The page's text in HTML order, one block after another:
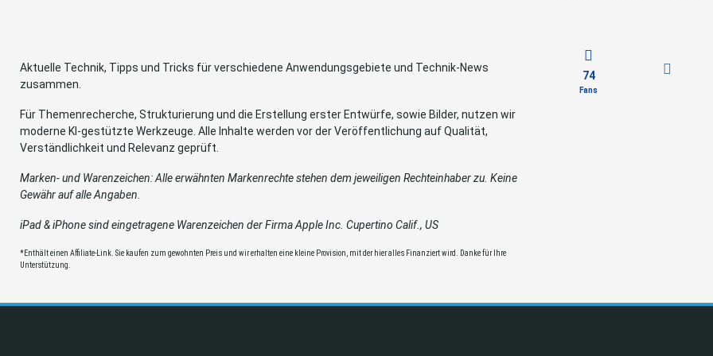
Aktuelle Technik, Tipps und Tricks für verschiedene Anwendungsgebiete und Technik-News
zusammen.
Für Themenrecherche, Strukturierung und die Erstellung erster Entwürfe, sowie Bilder, nutzen wir
moderne KI-gestützte Werkzeuge. Alle Inhalte werden vor der Veröffentlichung auf Qualität,
Verständlichkeit und Relevanz geprüft.
Marken- und Warenzeichen: Alle erwähnten Markenrechte stehen dem jeweiligen Rechteinhaber zu. Keine
Gewähr auf alle Angaben.
iPad & iPhone sind eingetragene Warenzeichen der Firma Apple Inc. Cupertino Calif., US
*Enthält einen Affiliate-Link. Sie kaufen zum gewohnten Preis und wir erhalten eine kleine Provision, mit der hier alles Finanziert wird. Danke für Ihre
Unterstützung.
74
Fans